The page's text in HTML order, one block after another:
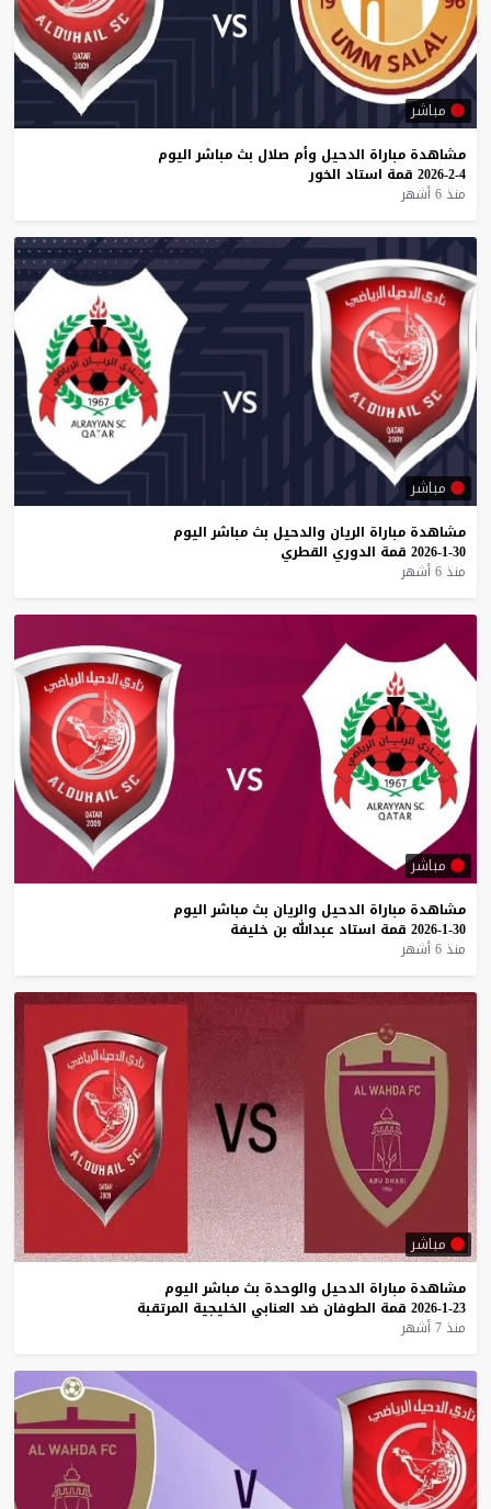
مباشر
مشاهدة مباراة الدحيل وأم صلال بث مباشر اليوم
4-2-2026
قمة استاد الخور
منذ 6 أشهر
مباشر
مشاهدة مباراة الريان والدحيل بث مباشر اليوم
30-1-2026
قمة الدوري القطري
منذ 6 أشهر
مباشر
مشاهدة مباراة الدحيل والريان بث مباشر اليوم
30-1-2026
قمة استاد عبدالله بن خليفة
منذ 6 أشهر
مباشر
مشاهدة مباراة الدحيل والوحدة بث مباشر اليوم
23-1-2026
قمة الطوفان ضد العنابي الخليجية المرتقبة
منذ 7 أشهر